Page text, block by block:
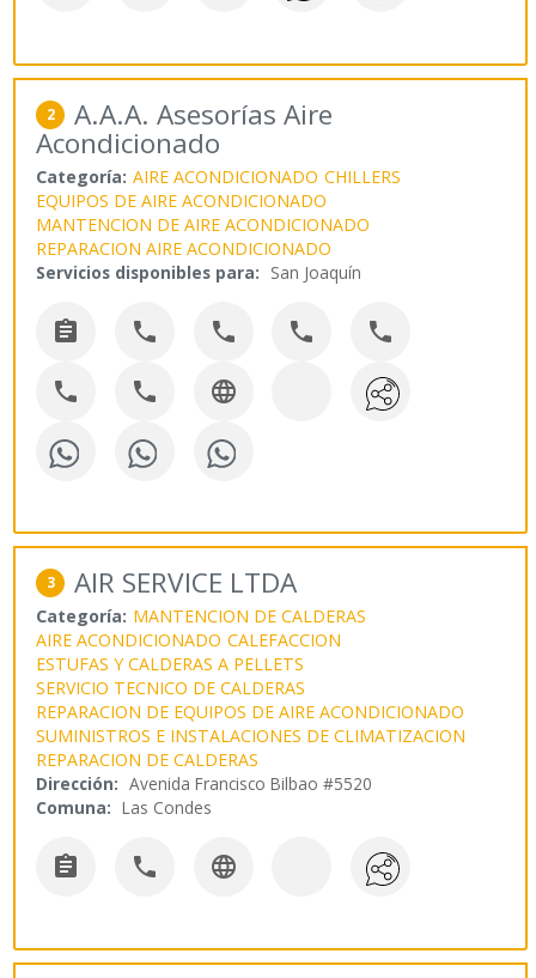
2 A.A.A. Asesorías Aire
Acondicionado
Categoría: AIRE ACONDICIONADO CHILLERS
EQUIPOS DE AIRE ACONDICIONADO
MANTENCION DE AIRE ACONDICIONADO
REPARACION AIRE ACONDICIONADO
Servicios disponibles para: San Joaquín
    
  
3 AIR SERVICE LTDA
Categoría: MANTENCION DE CALDERAS
AIRE ACONDICIONADO CALEFACCION
ESTUFAS Y CALDERAS A PELLETS
SERVICIO TECNICO DE CALDERAS
REPARACION DE EQUIPOS DE AIRE ACONDICIONADO
SUMINISTROS E INSTALACIONES DE CLIMATIZACION
REPARACION DE CALDERAS
Dirección: Avenida Francisco Bilbao #5520
Comuna: Las Condes
  